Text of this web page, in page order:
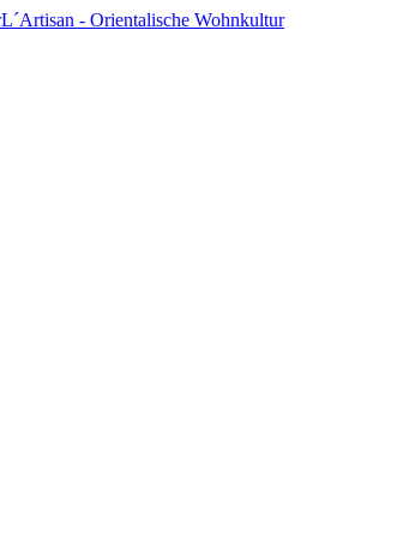
L´Artisan - Orientalische Wohnkultur